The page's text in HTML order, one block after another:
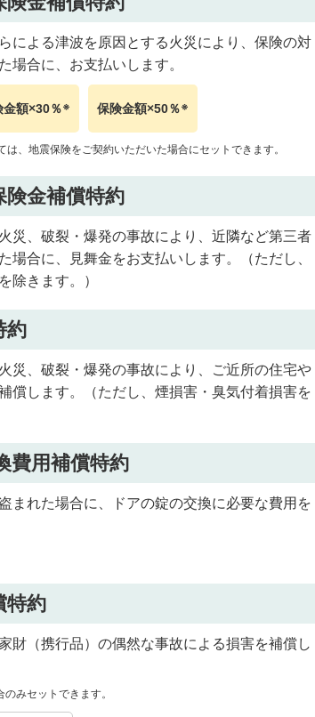
による津波を原因とする火災により、保険の対
場合に、お支払いします。
金額×30％※ 保険金額×50％※
、地震保険をご契約いただいた場合にセットできます。
険金補償特約
災、破裂・爆発の事故により、近隣など第三者
場合に、見舞金をお支払いします。（ただし、
除きます。）
約
災、破裂・爆発の事故により、ご近所の住宅や
償します。（ただし、煙損害・臭気付着損害を
費用補償特約
まれた場合に、ドアの錠の交換に必要な費用を
特約
財（携行品）の偶然な事故による損害を補償し
みセットできます。